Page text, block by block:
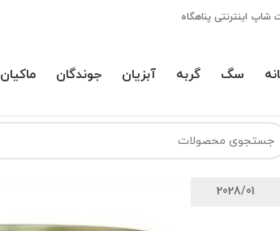
شاپ اینترنتی پناهگاه
سگ گربه آبزیان جوندگان ماکیان
2028/01